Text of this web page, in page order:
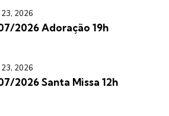
2026
2026 Adoração 19h
2026
2026 Santa Missa 12h